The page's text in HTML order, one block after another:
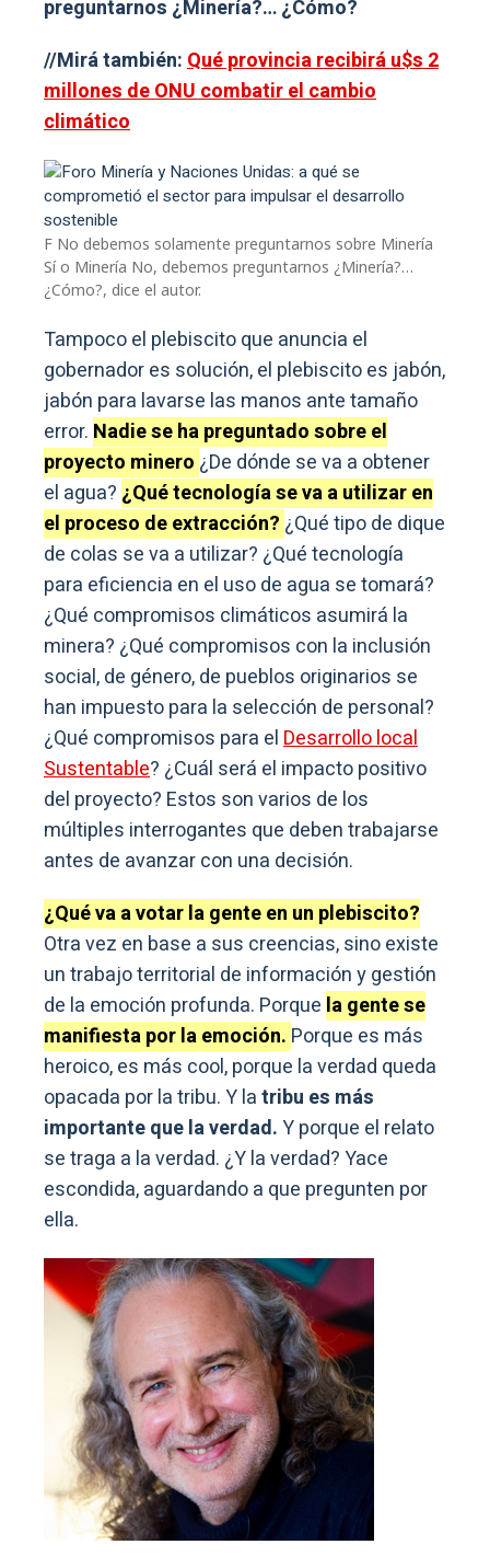
preguntarnos ¿Minería?… ¿Cómo?
//Mirá también:Qué provincia recibirá u$s 2
millones de ONU combatir el cambio
climático
F No debemos solamente preguntarnos sobre Minería
Sí o Minería No, debemos preguntarnos ¿Minería?…
¿Cómo?, dice el autor.
Tampoco el plebiscito que anuncia el
gobernador es solución, el plebiscito es jabón,
jabón para lavarse las manos ante tamaño
error. Nadie se ha preguntado sobre el
proyecto minero ¿De dónde se va a obtener
el agua? ¿Qué tecnología se va a utilizar en
el proceso de extracción? ¿Qué tipo de dique
de colas se va a utilizar? ¿Qué tecnología
para eficiencia en el uso de agua se tomará?
¿Qué compromisos climáticos asumirá la
minera? ¿Qué compromisos con la inclusión
social, de género, de pueblos originarios se
han impuesto para la selección de personal?
¿Qué compromisos para elDesarrollo local
Sustentable? ¿Cuál será el impacto positivo
del proyecto? Estos son varios de los
múltiples interrogantes que deben trabajarse
antes de avanzar con una decisión.
¿Qué va a votar la gente en un plebiscito?
Otra vez en base a sus creencias, sino existe
un trabajo territorial de información y gestión
de la emoción profunda. Porque la gente se
manifiesta por la emoción. Porque es más
heroico, es más cool, porque la verdad queda
opacada por la tribu. Y latribu es más
importante que la verdad.Y porque el relato
se traga a la verdad. ¿Y la verdad? Yace
escondida, aguardando a que pregunten por
ella.